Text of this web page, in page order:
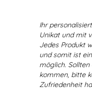
Ihr
Unikat und mit
Jedes Produkt
und somit ist
möglich.
kommen, bitte
Zufriedenheit